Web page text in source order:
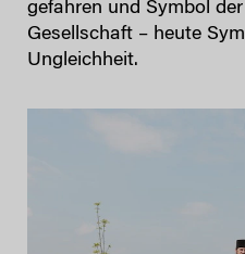
gefahren und Symbol
Gesellschaft – heute
Ungleichheit.